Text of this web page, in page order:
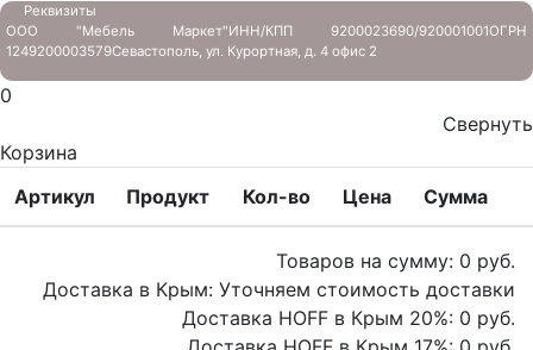
Реквизиты
ООО "Мебель Маркет"ИНН/КПП 9200023690/920001001ОГРН
1249200003579Севастополь, ул. Курортная, д. 4 офис 2
0
Свернуть
Корзина
Артикул
Продукт Кол-во Цена Сумма
Товаров на сумму: 0 руб.
Доставка в Крым: Уточняем стоимость доставки
Доставка HOFF в Крым 20%: 0 руб.